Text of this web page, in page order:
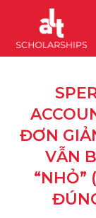
ĐƠN
VẪN
“NHỎ”